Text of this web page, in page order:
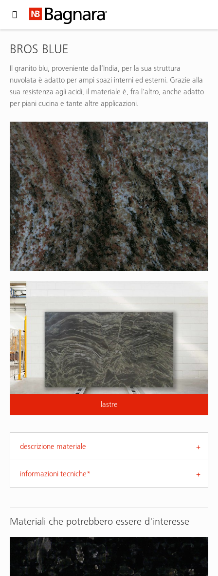
BROS BLUE
Il granito blu, proveniente dall’India, per la sua struttura
nuvolata è adatto per ampi spazi interni ed esterni. Grazie alla
sua resistenza agli acidi, il materiale è, fra l’altro, anche adatto
per piani cucina e tante altre applicazioni.
lastre
descrizione materiale
informazioni tecniche*
Materiali che potrebbero essere d'interesse